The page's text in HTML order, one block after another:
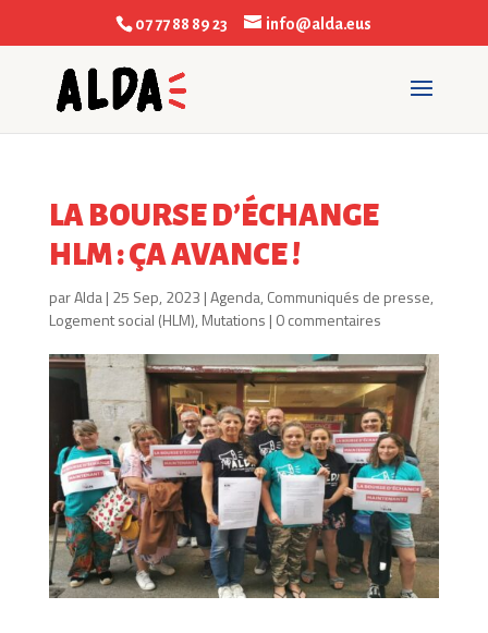
07 77 88 89 23 info@alda.eus
LA BOURSE D’ÉCHANGE
HLM : ÇA AVANCE !
parAlda| 25 Sep, 2023 |Agenda, Communiqués de presse,
Logement social (HLM), Mutations | 0 commentaires